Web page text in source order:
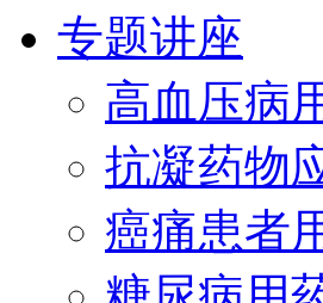
专题讲座
高血压病
抗凝药物
癌痛患者